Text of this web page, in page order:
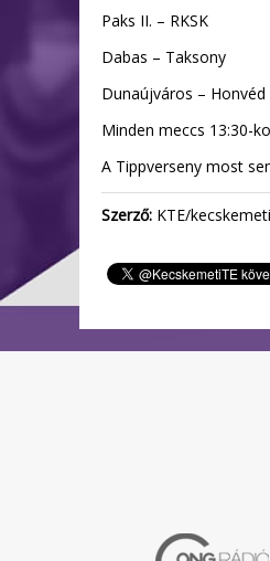
Paks II. – RKSK
Dabas – Taksony
Dunaújváros – Honvéd
Minden meccs 13:30-
A Tippverseny most
Szerző: KTE/